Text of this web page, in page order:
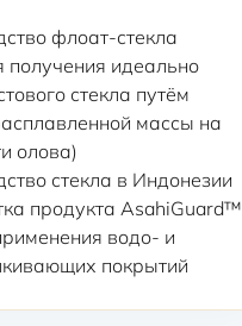
флоат-стекла
получения идеально
стекла путём
массы на
олова)
стекла в Индонезии
продукта AsahiGuard™
водо- и
покрытий